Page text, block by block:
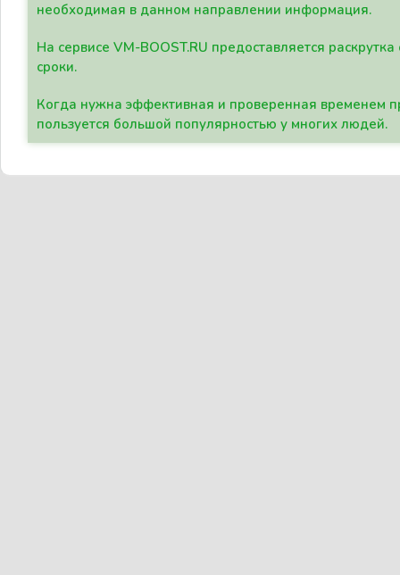
необходимая в данном направлении информация.
На сервисе VM-BOOST.RU предоставляется
сроки.
Когда нужна эффективная и проверенная временем
пользуется большой популярностью у многих людей.